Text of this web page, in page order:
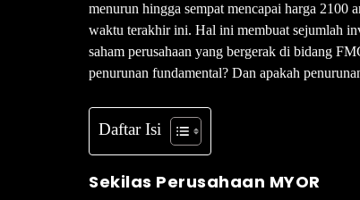
menurun hingga sempat mencapai harga 2100
waktu terakhir ini. Hal ini membuat sejumlah
saham perusahaan yang bergerak di bidang
penurunan fundamental? Dan apakah
Daftar Isi
Sekilas Perusahaan MYOR